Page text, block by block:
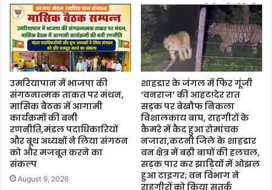
उमरियापान में भाजपा की
संगठनात्मक ताकत पर मंथन,
मासिक बैठक में आगामी
कार्यक्रमों की बनी
रणनीति,मंडल पदाधिकारियों
और बूथ अध्यक्षों ने लिया संगठन
को और मजबूत करने का
संकल्प
August 9, 2026
शाहडार के जंगल में फिर गूंजी
‘वनराज’ की आहट!देर रात
सड़क पर बेखौफ निकला
विशालकाय बाघ, राहगीरों के
कैमरे में कैद हुआ रोमांचक
नजारा,कटनी जिले के शाहडार
वन क्षेत्र में बढ़ी बाघों की हलचल,
सड़क पार कर झाड़ियों में ओझल
हुआ टाइगर; वन विभाग ने
राहगीरों को किया सतर्क